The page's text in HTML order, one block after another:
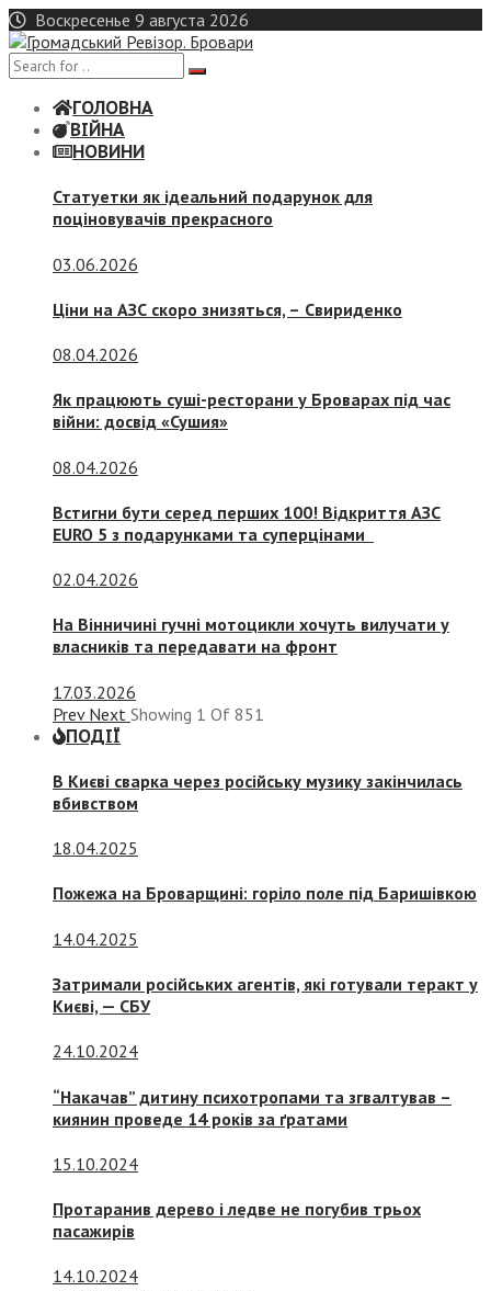
Skip
to
content
Воскресенье 9 августа 2026
ГОЛОВНА
ВІЙНА
НОВИНИ
Статуетки як ідеальний подарунок для
поціновувачів прекрасного
03.06.2026
Ціни на АЗС скоро знизяться, – Свириденко
08.04.2026
Як працюють суші-ресторани у Броварах під час
війни: досвід «Сушия»
08.04.2026
Встигни бути серед перших 100! Відкриття АЗС
EURO 5 з подарунками та суперцінами
02.04.2026
На Вінничині гучні мотоцикли хочуть вилучати у
власників та передавати на фронт
17.03.2026
Prev Next Showing 1 Of 851
ПОДІЇ
В Києві сварка через російську музику закінчилась
вбивством
18.04.2025
Пожежа на Броварщині: горіло поле під Баришівкою
14.04.2025
Затримали російських агентів, які готували теракт у
Києві, — СБУ
24.10.2024
“Накачав” дитину психотропами та згвалтував –
киянин проведе 14 років за ґратами
15.10.2024
Протаранив дерево і ледве не погубив трьох
пасажирів
14.10.2024